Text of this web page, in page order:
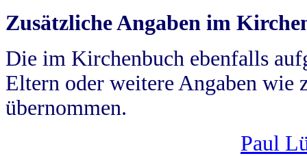
Zusätzliche Angaben im
Die im Kirchenbuch ebenfalls
Eltern oder weitere Angaben wie
übernommen.
Paul